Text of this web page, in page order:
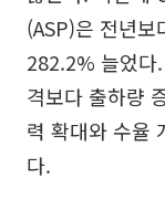
(ASP)은 전년
282.2% 늘었다
격보다 출하량
력 확대와 수율
다.